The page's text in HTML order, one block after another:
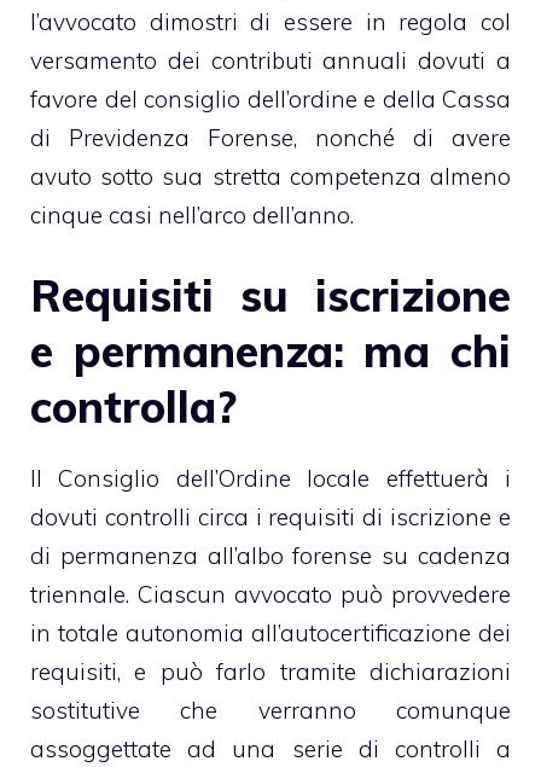
l’avvocato dimostri di essere in regola col
versamento dei contributi annuali dovuti a
favore del consiglio dell’ordine e della Cassa
di Previdenza Forense, nonché di avere
avuto sotto sua stretta competenza almeno
cinque casi nell’arco dell’anno.
Requisiti su iscrizione
e permanenza: ma chi
controlla?
Il Consiglio dell’Ordine locale effettuerà i
dovuti controlli circa i requisiti di iscrizione e
di permanenza all’albo forense su cadenza
triennale. Ciascun avvocato può provvedere
in totale autonomia all’autocertificazione dei
requisiti, e può farlo tramite dichiarazioni
sostitutive che verranno comunque
assoggettate ad una serie di controlli a